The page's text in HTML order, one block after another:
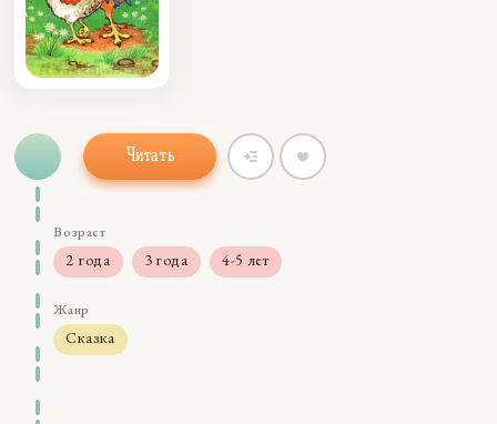
Читать
Возраст
2 года 3 года 4-5 лет
Жанр
Сказка